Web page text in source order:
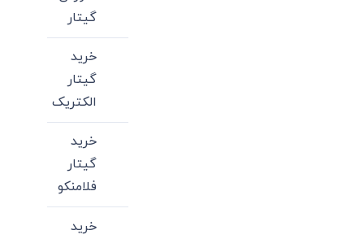
گیتار
خرید
گیتار
الکتریک
خرید
گیتار
فلامنکو
خرید